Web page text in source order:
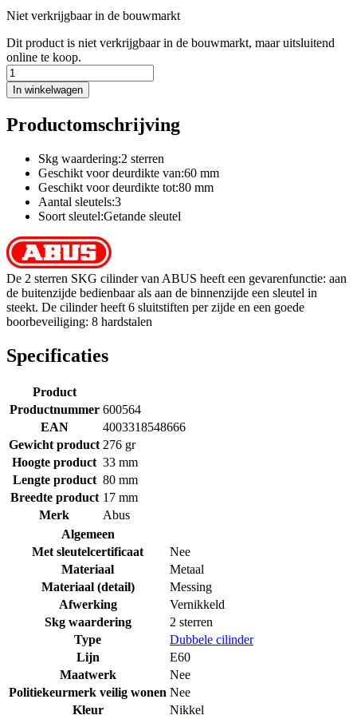
Niet verkrijgbaar in de bouwmarkt
Dit product is niet verkrijgbaar in de bouwmarkt, maar uitsluitend
online te koop.
In winkelwagen
Productomschrijving
Skg waardering:2 sterren
Geschikt voor deurdikte van:60 mm
Geschikt voor deurdikte tot:80 mm
Aantal sleutels:3
Soort sleutel:Getande sleutel
De 2 sterren SKG cilinder van ABUS heeft een gevarenfunctie: aan
de buitenzijde bedienbaar als aan de binnenzijde een sleutel in
steekt. De cilinder heeft 6 sluitstiften per zijde en een goede
boorbeveiliging: 8 hardstalen
Specificaties
Product
Productnummer 600564
EAN
4003318548666
Gewicht product 276 gr
Hoogte product 33 mm
Lengte product 80 mm
Breedte product 17 mm
Merk
Abus
Algemeen
Met sleutelcertificaat
Nee
Materiaal
Metaal
Materiaal (detail)
Messing
Afwerking
Vernikkeld
Skg waardering
2 sterren
Type
Dubbele cilinder
Lijn
E60
Maatwerk
Nee
Politiekeurmerk veilig wonen Nee
Kleur
Nikkel